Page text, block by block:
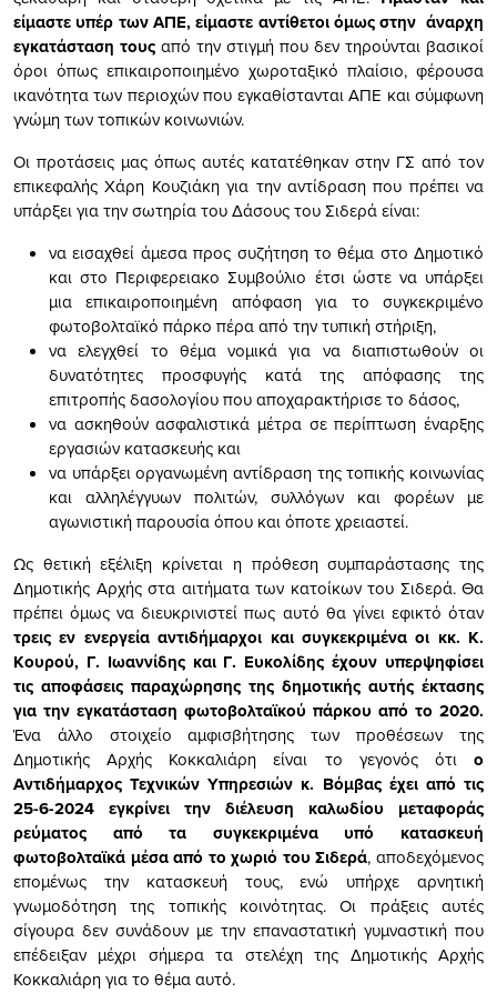
είμαστε υπέρ των ΑΠΕ, είμαστε αντίθετοι όμως στην άναρχη
εγκατάσταση τους από την στιγμή που δεν τηρούνται βασικοί
όροι όπως επικαιροποιημένο χωροταξικό πλαίσιο, φέρουσα
ικανότητα των περιοχών που εγκαθίστανται ΑΠΕ και σύμφωνη
γνώμη των τοπικών κοινωνιών.
Οι προτάσεις μας όπως αυτές κατατέθηκαν στην ΓΣ από τον
επικεφαλής Χάρη Κουζιάκη για την αντίδραση που πρέπει να
υπάρξει για την σωτηρία του Δάσους του Σιδερά είναι:
να εισαχθεί άμεσα προς συζήτηση το θέμα στο Δημοτικό
και στο Περιφερειακο Συμβούλιο έτσι ώστε να υπάρξει
μια επικαιροποιημένη απόφαση για το συγκεκριμένο
φωτοβολταϊκό πάρκο πέρα από την τυπική στήριξη,
να ελεγχθεί το θέμα νομικά για να διαπιστωθούν οι
δυνατότητες προσφυγής κατά της απόφασης της
επιτροπής δασολογίου που αποχαρακτήρισε το δάσος,
να ασκηθούν ασφαλιστικά μέτρα σε περίπτωση έναρξης
εργασιών κατασκευής και
να υπάρξει οργανωμένη αντίδραση της τοπικής κοινωνίας
και αλληλέγγυων πολιτών, συλλόγων και φορέων με
αγωνιστική παρουσία όπου και όποτε χρειαστεί.
Ως θετική εξέλιξη κρίνεται η πρόθεση συμπαράστασης της
Δημοτικής Αρχής στα αιτήματα των κατοίκων του Σιδερά. Θα
πρέπει όμως να διευκρινιστεί πως αυτό θα γίνει εφικτό όταν
τρεις εν ενεργεία αντιδήμαρχοι και συγκεκριμένα οι κκ. Κ.
Κουρού, Γ. Ιωαννίδης και Γ. Ευκολίδης έχουν υπερψηφίσει
τις αποφάσεις παραχώρησης της δημοτικής αυτής έκτασης
για την εγκατάσταση φωτοβολταϊκού πάρκου από το 2020.
Ένα άλλο στοιχείο αμφισβήτησης των προθέσεων της
Δημοτικής Αρχής Κοκκαλιάρη είναι το γεγονός ότι ο
Αντιδήμαρχος Τεχνικών Υπηρεσιών κ. Βόμβας έχει από τις
25-6-2024 εγκρίνει την διέλευση καλωδίου μεταφοράς
ρεύματος από τα συγκεκριμένα υπό κατασκευή
φωτοβολταϊκά μέσα από το χωριό του Σιδερά, αποδεχόμενος
επομένως την κατασκευή τους, ενώ υπήρχε αρνητική
γνωμοδότηση της τοπικής κοινότητας. Οι πράξεις αυτές
σίγουρα δεν συνάδουν με την επαναστατική γυμναστική που
επέδειξαν μέχρι σήμερα τα στελέχη της Δημοτικής Αρχής
Κοκκαλιάρη για το θέμα αυτό.